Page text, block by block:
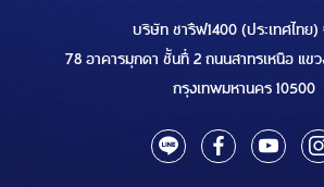
บริษัท ชารีฟ1400 (ประเทศไทย)
78 อาคารมุกดา ชั้นที่ 2 ถนนสาทรเหนือ แข
กรุงเทพมหานคร 10500